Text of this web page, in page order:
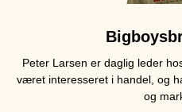
Peter Larsen er daglig leder
været interesseret i handel, og
og